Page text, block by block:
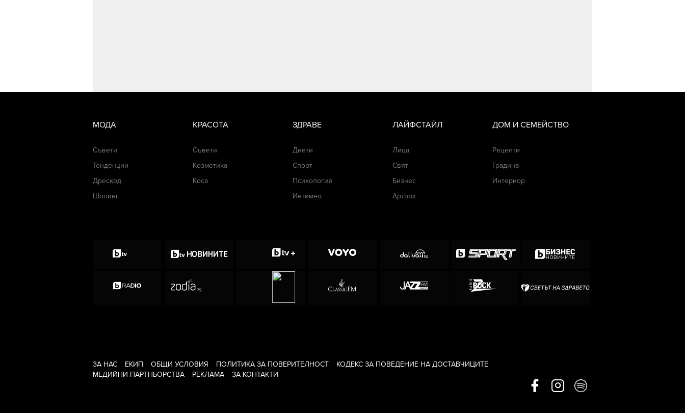
МОДА
Съвети
Тенденции
Дрескод
Шопинг
КРАСОТА
Съвети
Козметика
Коса
ЗДРАВЕ
Диети
Спорт
Психология
Интимно
ЛАЙФСТАЙЛ
Лица
Свят
Бизнес
Артbox
ДОМ И СЕМЕЙСТВО
Рецепти
Градина
Интериор
ЗА НАС ЕКИП ОБЩИ УСЛОВИЯ ПОЛИТИКА ЗА ПОВЕРИТЕЛНОСТ
КОДЕКС ЗА ПОВЕДЕНИЕ НА ДОСТАВЧИЦИТЕ
МЕДИЙНИ ПАРТНЬОРСТВА
РЕКЛАМА ЗА КОНТАКТИ